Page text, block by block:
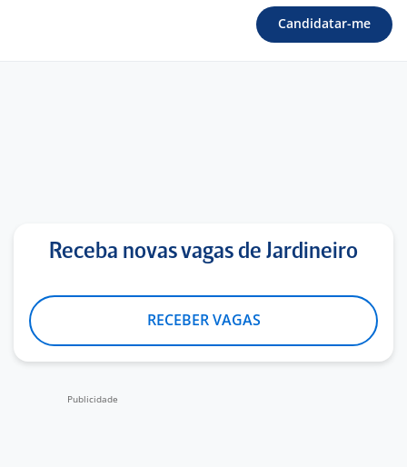
Candidatar-me
Receba novas vagas de Jardineiro
RECEBER VAGAS